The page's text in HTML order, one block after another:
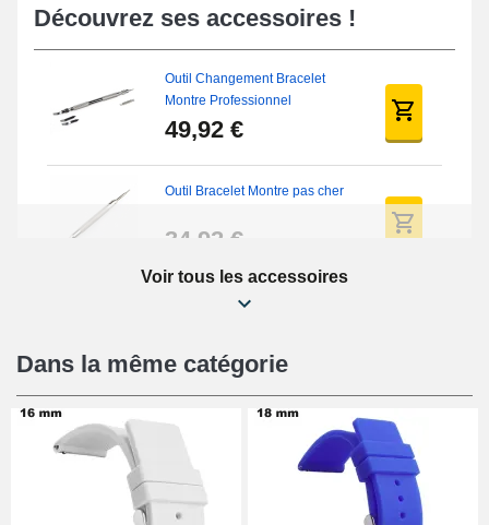
Découvrez ses accessoires !
Outil Changement Bracelet
Montre Professionnel
49,92 €
Outil Bracelet Montre pas cher
34,92 €
Kit Réparation Montre Débutant
16,90 €
Pied à Coulisse Numérique
9,90 €
Voir tous les accessoires
Dans la même catégorie